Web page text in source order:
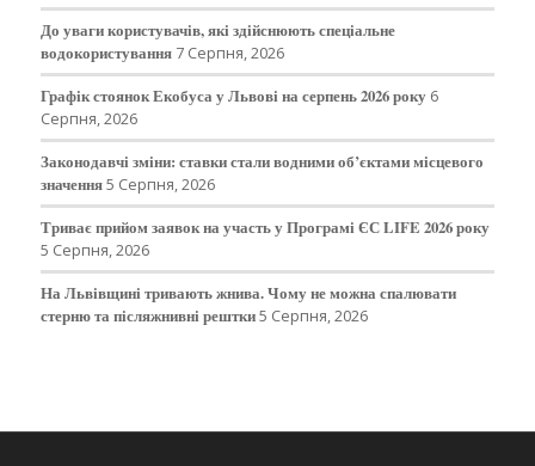
До уваги користувачів, які здійснюють спеціальне
водокористування 7 Серпня, 2026
Графік стоянок Екобуса у Львові на серпень 2026 року 6
Серпня, 2026
Законодавчі зміни: ставки стали водними об’єктами місцевого
значення5 Серпня, 2026
Триває прийом заявок на участь у Програмі ЄС LIFE 2026 року
5 Серпня, 2026
На Львівщині тривають жнива. Чому не можна спалювати
стерню та післяжнивні рештки5 Серпня, 2026